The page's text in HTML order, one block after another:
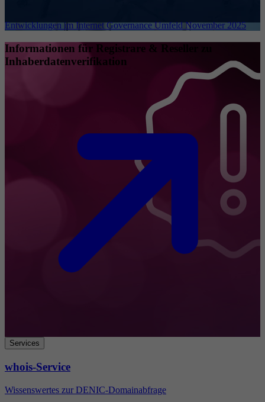
Entwicklungen im Internet Governance Umfeld November 2025
Informationen für Registrare & Reseller zu
Inhaberdatenverifikation
Services
whois-Service
Wissenswertes zur DENIC-Domainabfrage